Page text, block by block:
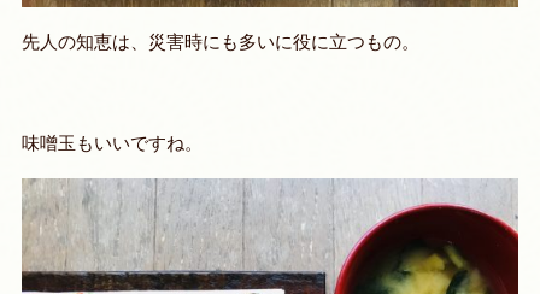
先人の知恵は、災害時にも多いに役に立つもの。
味噌玉もいいですね。